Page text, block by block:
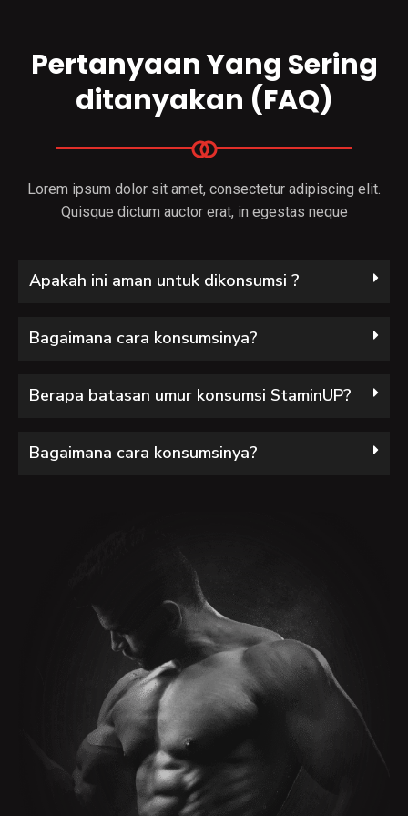
Pertanyaan Yang Sering
ditanyakan (FAQ)
Lorem ipsum dolor sit amet, consectetur adipiscing elit.
Quisque dictum auctor erat, in egestas neque
Apakah ini aman untuk dikonsumsi ?
Bagaimana cara konsumsinya?
Berapa batasan umur konsumsi StaminUP?
Bagaimana cara konsumsinya?